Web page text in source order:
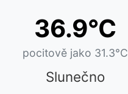
36.9°C
pocitově jako 31.3°C
Slunečno